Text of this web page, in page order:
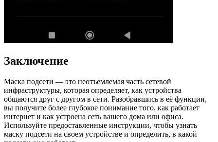
Заключение
Маска подсети — это неотъемлемая часть сетевой
инфраструктуры, которая определяет, как устройства
общаются друг с другом в сети. Разобравшись в её функции,
вы получите более глубокое понимание того, как работает
интернет и как устроена сеть вашего дома или офиса.
Используйте предоставленные инструкции, чтобы узнать
маску подсети на своем устройстве и определить, в какой